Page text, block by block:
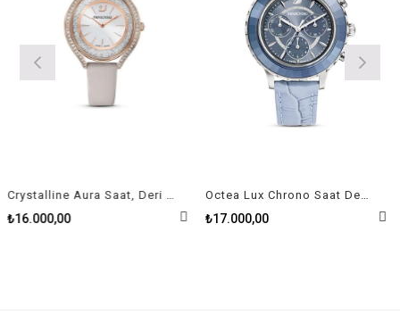
Crystalline Aura Saat, Deri Kayiş, Gri, Pembe Altin Pvd Kaplama
₺16.000,00
Octea Lux Chrono Saat Deri Kayış Açık Mavi Paslanmaz Çelik
₺17.000,00